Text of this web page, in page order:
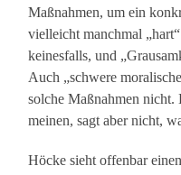
Maßnahmen, um ein
vielleicht manchmal
keinesfalls, und
Auch „schwere
solche Maßnahmen nicht.
meinen, sagt aber nicht,
Höcke sieht offenbar